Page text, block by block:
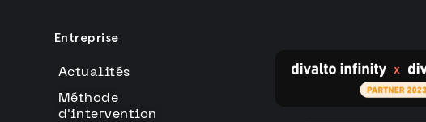
Entreprise
Actualités
Méthode
d'intervention